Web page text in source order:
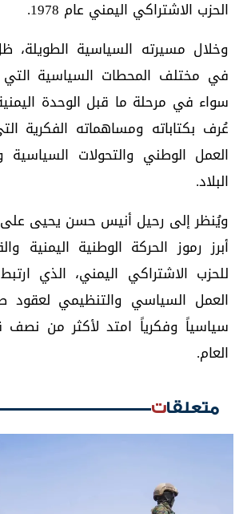
الحزب الاشتراكي اليمني عام 1978.
وخلال مسيرته السياسية الطويلة،
في مختلف المحطات السياسية
سواء في مرحلة ما قبل الوحدة
عُرف بكتاباته ومساهماته الفكرية
العمل الوطني والتحولات السياسية
البلاد.
ويُنظر إلى رحيل أنيس حسن يحيى على
أبرز رموز الحركة الوطنية اليمنية
للحزب الاشتراكي اليمني، الذي
العمل السياسي والتنظيمي لعقود
سياسياً وفكرياً امتد لأكثر من
العام.
متعلقات